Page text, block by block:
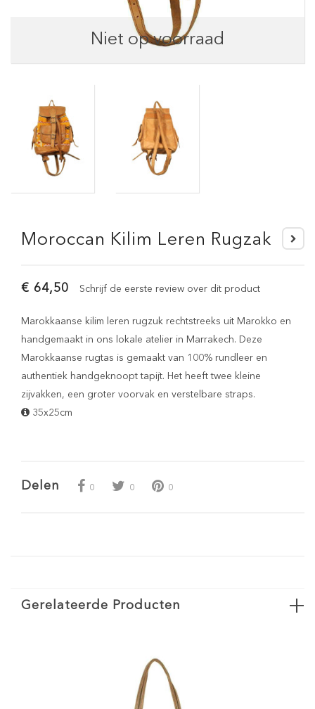
Niet op voorraad
Moroccan Kilim Leren Rugzak
€ 64,50 Schrijf de eerste review over dit product
Marokkaanse kilim leren rugzuk rechtstreeks uit Marokko en
handgemaakt in ons lokale atelier in Marrakech. Deze
Marokkaanse rugtas is gemaakt van 100% rundleer en
authentiek handgeknoopt tapijt. Het heeft twee kleine
zijvakken, een groter voorvak en verstelbare straps.
35x25cm
Delen 0 0 0
Gerelateerde Producten